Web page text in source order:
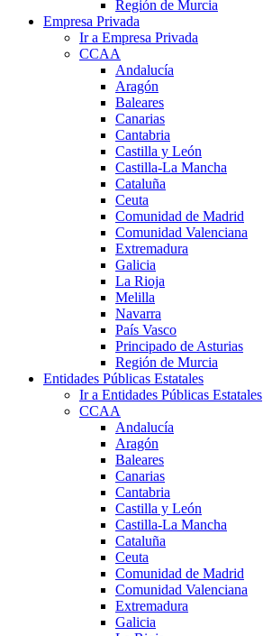
Región de Murcia
Empresa Privada
Ir a Empresa Privada
CCAA
Andalucía
Aragón
Baleares
Canarias
Cantabria
Castilla y León
Castilla-La Mancha
Cataluña
Ceuta
Comunidad de Madrid
Comunidad Valenciana
Extremadura
Galicia
La Rioja
Melilla
Navarra
País Vasco
Principado de Asturias
Región de Murcia
Entidades Públicas Estatales
Ir a Entidades Públicas Estatales
CCAA
Andalucía
Aragón
Baleares
Canarias
Cantabria
Castilla y León
Castilla-La Mancha
Cataluña
Ceuta
Comunidad de Madrid
Comunidad Valenciana
Extremadura
Galicia